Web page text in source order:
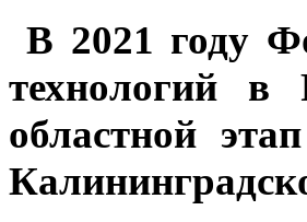
В 2021 году
технологий в
областной